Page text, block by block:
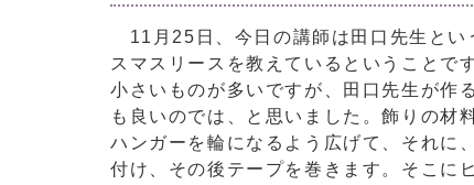
11月25日、今日の講師は田口先生とい
スマスリースを教えているということで
小さいものが多いですが、田口先生が作
も良いのでは、と思いました。飾りの材
ハンガーを輪になるよう広げて、それに
付け、その後テープを巻きます。そこに